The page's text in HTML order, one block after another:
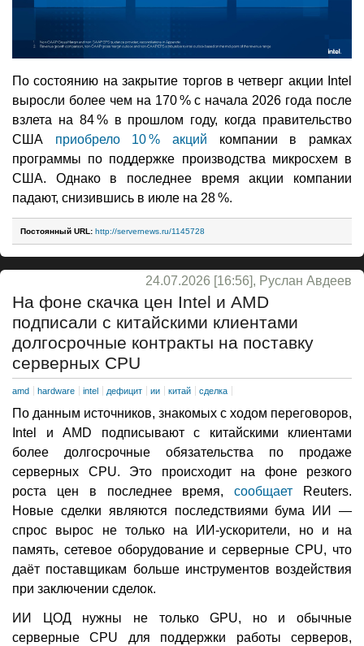
По состоянию на закрытие торгов в четверг акции Intel
выросли более чем на 170 % с начала 2026 года после
взлета на 84 % в прошлом году, когда правительство
США приобрело 10 % акций компании в рамках
программы по поддержке производства микросхем в
США. Однако в последнее время акции компании
падают, снизившись в июле на 28 %.
Постоянный URL: http://servernews.ru/1145728
24.07.2026 [16:56], Руслан Авдеев
На фоне скачка цен Intel и AMD
подписали с китайскими клиентами
долгосрочные контракты на поставку
серверных CPU
amd hardware intel дефицит ии китай сделка
По данным источников, знакомых с ходом переговоров,
Intel и AMD подписывают с китайскими клиентами
более долгосрочные обязательства по продаже
серверных CPU. Это происходит на фоне резкого
роста цен в последнее время,сообщает Reuters.
Новые сделки являются последствиями бума ИИ —
спрос вырос не только на ИИ-ускорители, но и на
память, сетевое оборудование и серверные CPU, что
даёт поставщикам больше инструментов воздействия
при заключении сделок.
ИИ ЦОД нужны не только GPU, но и обычные
серверные CPU для поддержки работы серверов,